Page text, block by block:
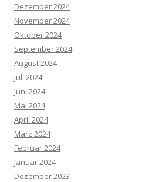
Dezember 2024
November 2024
Oktober 2024
September 2024
August 2024
Juli 2024
Juni 2024
Mai 2024
April 2024
März 2024
Februar 2024
Januar 2024
Dezember 2023